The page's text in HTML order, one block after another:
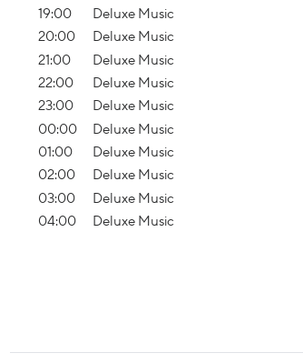
19:00
Deluxe Music
20:00
Deluxe Music
21:00
Deluxe Music
22:00
Deluxe Music
23:00
Deluxe Music
00:00
Deluxe Music
01:00
Deluxe Music
02:00
Deluxe Music
03:00
Deluxe Music
04:00
Deluxe Music